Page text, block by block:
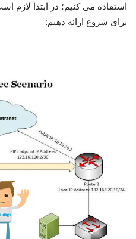
استفاده می کنیم؛ در ابتدا لازم
برای شروع ارائه دهیم: